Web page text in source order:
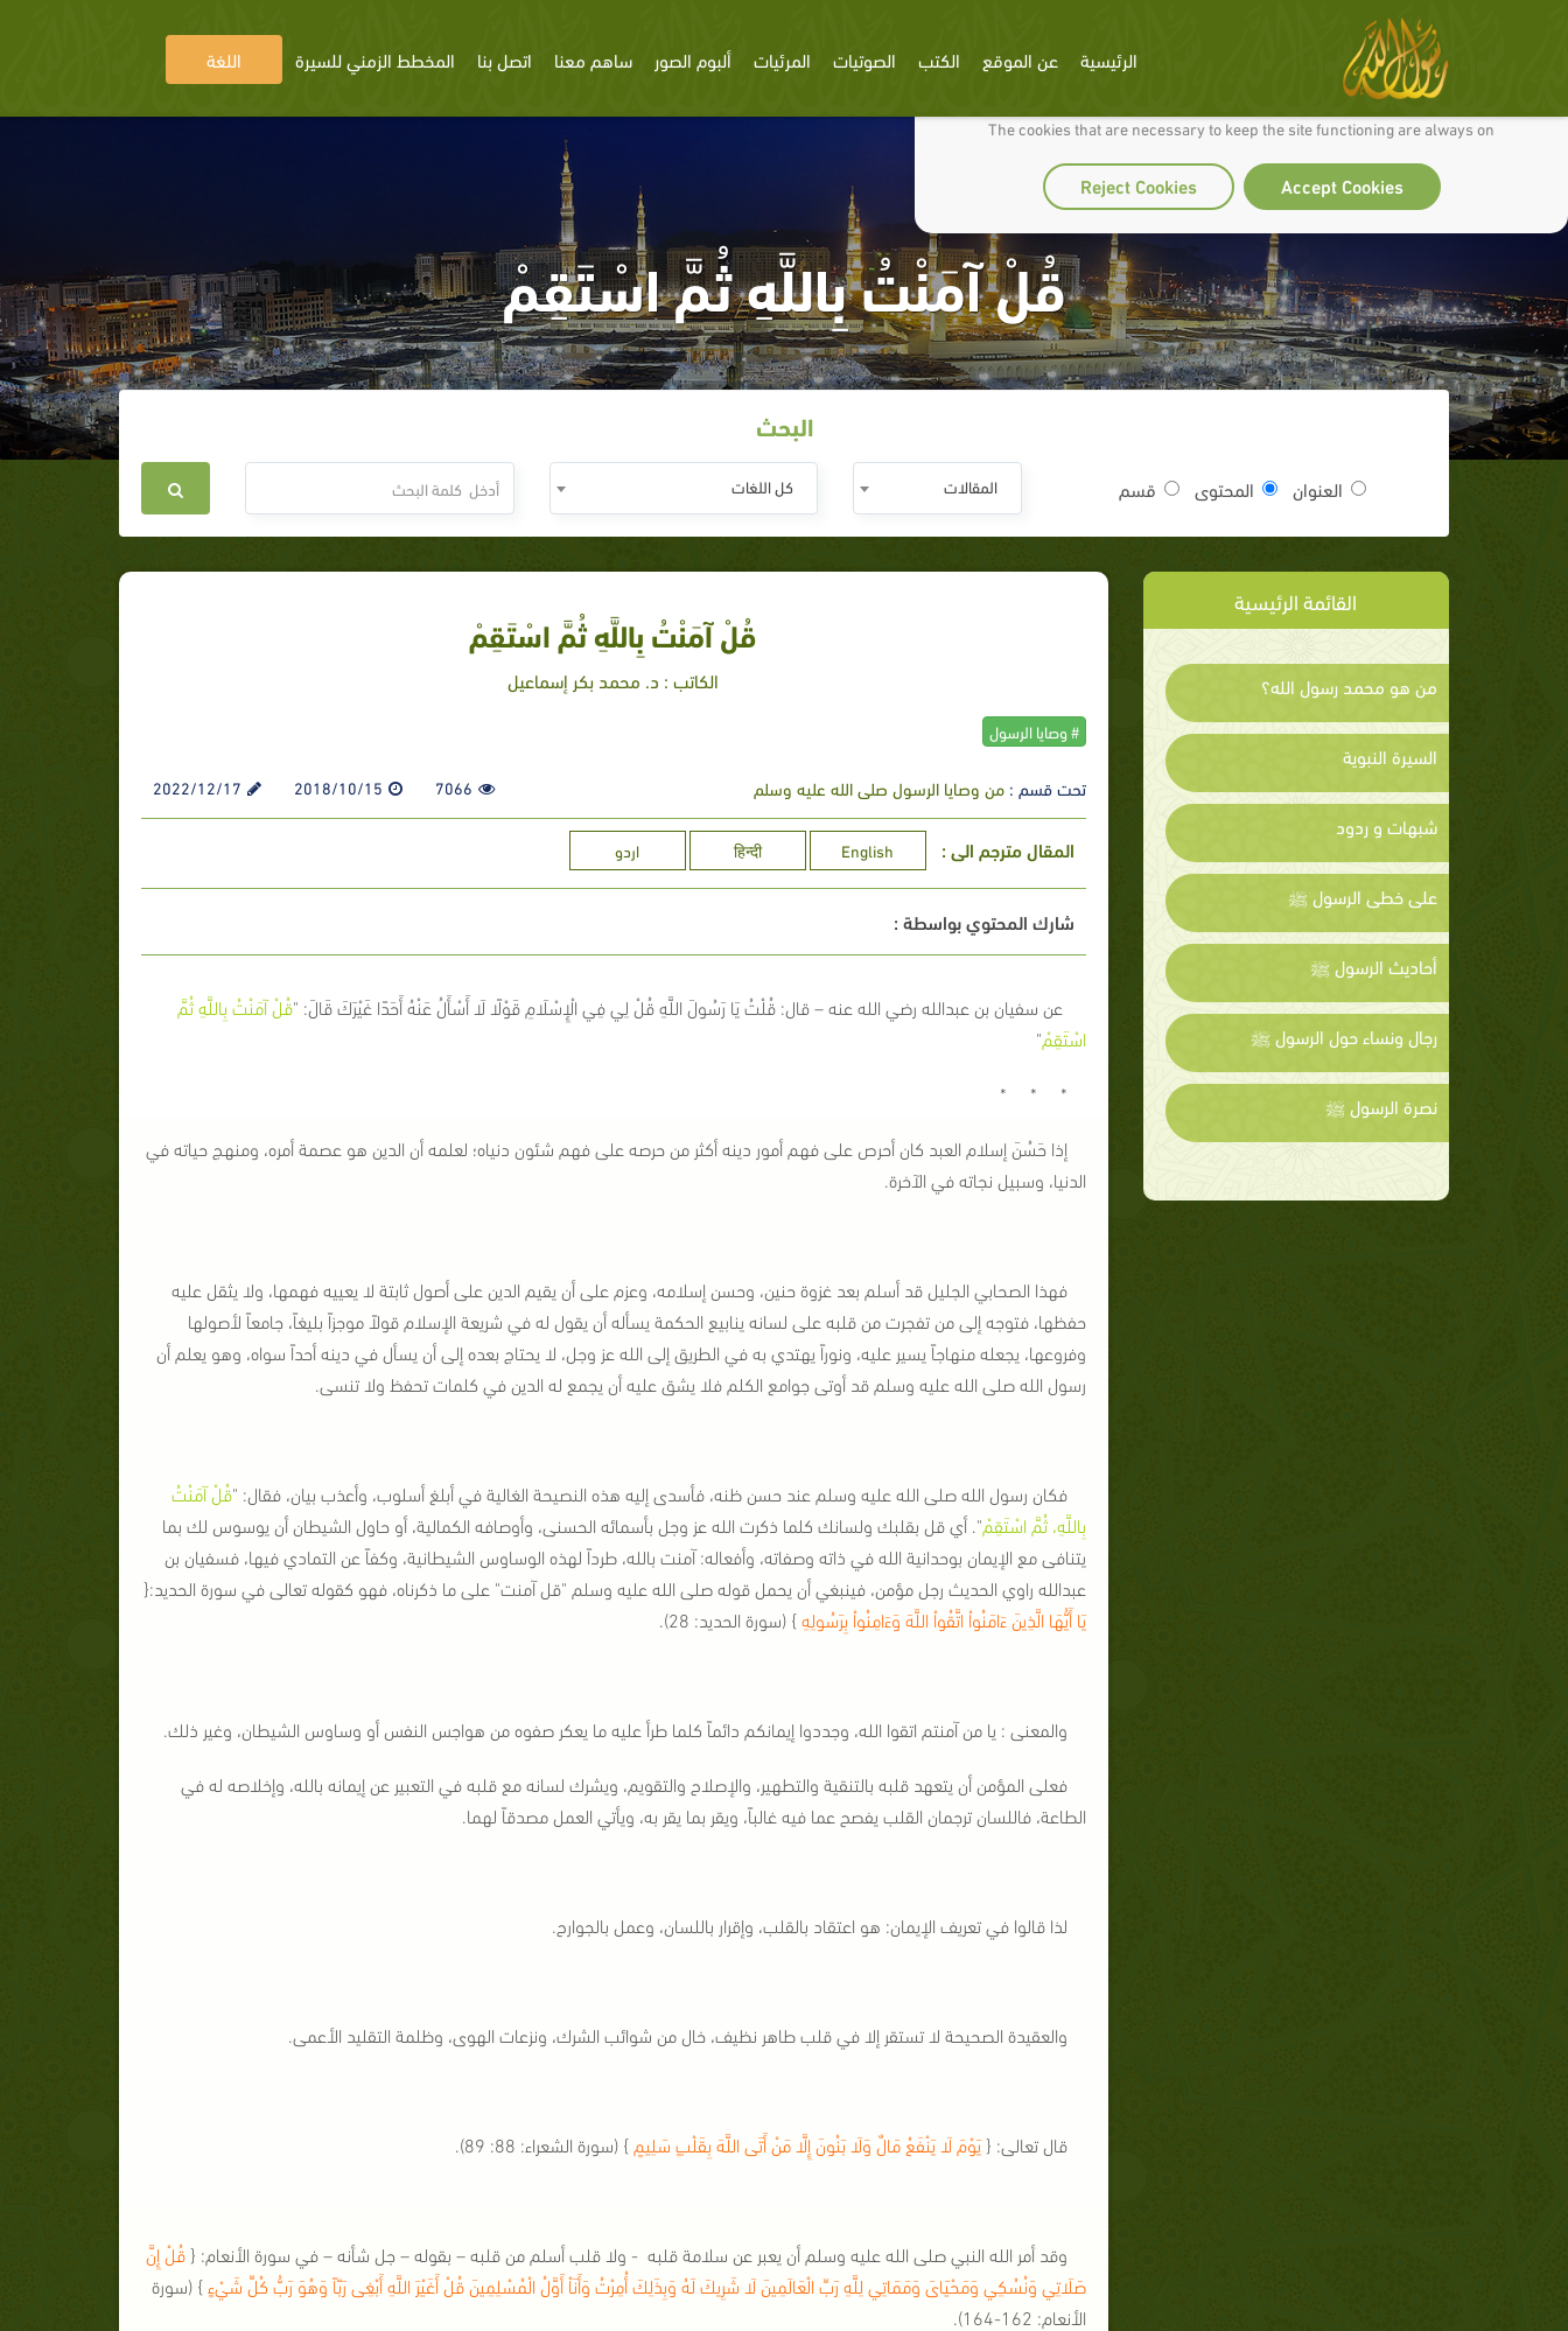
We use cookies to make our site work well for you and so we can continually improve it.
The cookies that are necessary to keep the site functioning are always on
Accept Cookies
Reject Cookies
الرئيسية عن الموقع الكتب الصوتيات المرئيات ألبوم الصور ساهم معنا اتصل بنا المخطط الزمني للسيرة اللغة
قُلْ آمَنْتُ بِاللَّهِ ثُمَّ اسْتَقِمْ
البحث
العنوان المحتوى قسم المقالات كل اللغات
القائمة الرئيسية
من هو محمد رسول الله؟
السيرة النبوية
شبهات و ردود
على خطى الرسول ﷺ
أحاديث الرسول ﷺ
رجال ونساء حول الرسول ﷺ
نصرة الرسول ﷺ
قُلْ آمَنْتُ بِاللَّهِ ثُمَّ اسْتَقِمْ
الكاتب : د. محمد بكر إسماعيل
# وصايا الرسول
تحت قسم :من وصايا الرسول صلى الله عليه وسلم 7066
2018/10/15
2022/12/17
المقال مترجم الى : English
हिन्दी اردو
شارك المحتوي بواسطة :
عن سفيان بن عبدالله رضي الله عنه – قال: قُلْتُ يَا رَسُولَ اللَّهِ قُلْ لِي فِي الْإِسْلَامِ قَوْلًا لَا أَسْأَلُ عَنْهُ أَحَدًا غَيْرَكَ قَالَ: "قُلْ آمَنْتُ بِاللَّهِ ثُمَّ
اسْتَقِمْ"
* * *
إذا حَسُنَ إسلام العبد كان أحرص على فهم أمور دينه أكثر من حرصه على فهم شئون دنياه؛ لعلمه أن الدين هو عصمة أمره، ومنهج حياته في
الدنيا، وسبيل نجاته في الآخرة.
فهذا الصحابي الجليل قد أسلم بعد غزوة حنين، وحسن إسلامه، وعزم على أن يقيم الدين على أصول ثابتة لا يعييه فهمها، ولا يثقل عليه
حفظها، فتوجه إلى من تفجرت من قلبه على لسانه ينابيع الحكمة يسأله أن يقول له في شريعة الإسلام قولاً موجزاً بليغاً، جامعاً لأصولها
وفروعها، يجعله منهاجاً يسير عليه، ونوراً يهتدي به في الطريق إلى الله عز وجل، لا يحتاج بعده إلى أن يسأل في دينه أحداً سواه، وهو يعلم أن
رسول الله صلى الله عليه وسلم قد أوتى جوامع الكلم فلا يشق عليه أن يجمع له الدين في كلمات تحفظ ولا تنسى.
فكان رسول الله صلى الله عليه وسلم عند حسن ظنه، فأسدى إليه هذه النصيحة الغالية في أبلغ أسلوب، وأعذب بيان، فقال: "قُلْ آمَنْتُ
بِاللَّهِ، ثُمَّ اسْتَقِمْ". أي قل بقلبك ولسانك كلما ذكرت الله عز وجل بأسمائه الحسنى، وأوصافه الكمالية، أو حاول الشيطان أن يوسوس لك بما
يتنافى مع الإيمان بوحدانية الله في ذاته وصفاته، وأفعاله: آمنت بالله، طرداً لهذه الوساوس الشيطانية، وكفاً عن التمادي فيها، فسفيان بن
عبدالله راوي الحديث رجل مؤمن، فينبغي أن يحمل قوله صلى الله عليه وسلم "قل آمنت" على ما ذكرناه، فهو كقوله تعالى في سورة الحديد:{
يَا أَيُّهَا الَّذِينَ ءَامَنُواْ اتَّقُواْ اللَّهَ وَءَامِنُواْ بِرَسُولِهِ} (سورة الحديد: 28).
والمعنى : يا من آمنتم اتقوا الله، وجددوا إيمانكم دائماً كلما طرأ عليه ما يعكر صفوه من هواجس النفس أو وساوس الشيطان، وغير ذلك.
فعلى المؤمن أن يتعهد قلبه بالتنقية والتطهير، والإصلاح والتقويم، ويشرك لسانه مع قلبه في التعبير عن إيمانه بالله، وإخلاصه له في
الطاعة، فاللسان ترجمان القلب يفصح عما فيه غالباً، ويقر بما يقر به، ويأتي العمل مصدقاً لهما.
لذا قالوا في تعريف الإيمان: هو اعتقاد بالقلب، وإقرار باللسان، وعمل بالجوارح.
والعقيدة الصحيحة لا تستقر إلا في قلب طاهر نظيف، خال من شوائب الشرك، ونزعات الهوى، وظلمة التقليد الأعمى.
قال تعالى: {يَوْمَ لَا يَنْفَعُ مَالٌ وَلَا بَنُونَ إِلَّا مَنْ أَتَى اللَّهَ بِقَلْبٍ سَلِيمٍ} (سورة الشعراء: 88: 89).
وقد أمر الله النبي صلى الله عليه وسلم أن يعبر عن سلامة قلبه - ولا قلب أسلم من قلبه – بقوله – جل شأنه – في سورة الأنعام: {قُلْ إِنَّ
صَلَاتِي وَنُسُكِي وَمَحْيَاىَ وَمَمَاتِي لِلَّهِ رَبِّ الْعَالَمِينَ لَا شَرِيكَ لَهُ وَبِذَلِكَ أُمِرْتُ وَأَنَاْ أَوَّلُ الْمُسْلِمِينَ قُلْ أَغَيْرَ اللَّهِ أَبْغِى رَبّاً وَهُوَ رَبُّ كُلِّ شَيْءٍ } (سورة
الأنعام: 162-164).